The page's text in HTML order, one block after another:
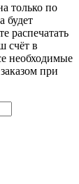
только по
будет
распечатать
счёт в
необходимые
при